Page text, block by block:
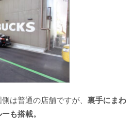
は普通の店舗ですが、 裏手にまわ
も搭載。